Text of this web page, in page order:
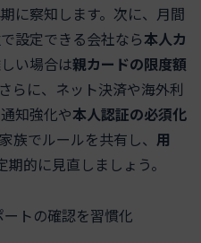
に察知します。次に、月間
設定できる会社なら本人カ
い場合は親カードの限度額
らに、ネット決済や海外利
知強化や本人認証の必須化
族でルールを共有し、 用
期的に見直しましょう。
ートの確認を習慣化